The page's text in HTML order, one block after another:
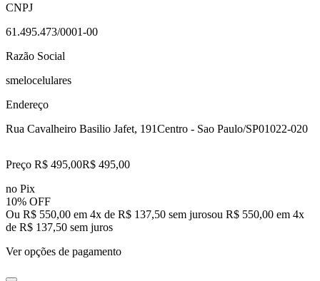
CNPJ
61.495.473/0001-00
Razão Social
smelocelulares
Endereço
Rua Cavalheiro Basilio Jafet, 191Centro - Sao Paulo/SP01022-020
Preço R$ 495,00R$ 495,00
no Pix
10% OFF
Ou R$ 550,00 em 4x de R$ 137,50 sem jurosou R$ 550,00 em 4x
de R$ 137,50 sem juros
Ver opções de pagamento